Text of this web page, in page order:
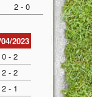
2 - 0
2023
0 - 2
2 - 2
2 - 1